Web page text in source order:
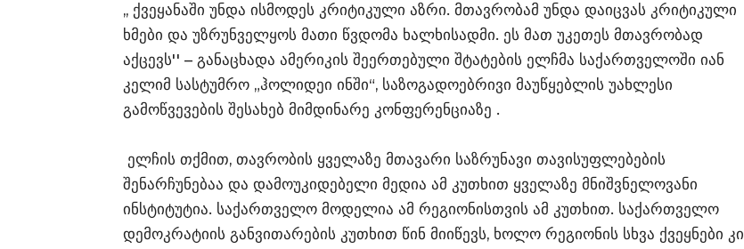
,, ქვეყანაში უნდა ისმოდეს კრიტიკული აზრი. მთავრობამ უნდა დაიცვას კრიტიკული
ხმები და უზრუნველყოს მათი წვდომა ხალხისადმი. ეს მათ უკეთეს მთავრობად
აქცევს'' – განაცხადა ამერიკის შეერთებული შტატების ელჩმა საქართველოში იან
კელიმ სასტუმრო „ჰოლიდეი ინში“, საზოგადოებრივი მაუწყებლის უახლესი
გამოწვევების შესახებ მიმდინარე კონფერენციაზე .
ელჩის თქმით, თავრობის ყველაზე მთავარი საზრუნავი თავისუფლებების
შენარჩუნებაა და დამოუკიდებელი მედია ამ კუთხით ყველაზე მნიშვნელოვანი
ინსტიტუტია. საქართველო მოდელია ამ რეგიონისთვის ამ კუთხით. საქართველო
დემოკრატიის განვითარების კუთხით წინ მიიწევს, ხოლო რეგიონის სხვა ქვეყნები კი